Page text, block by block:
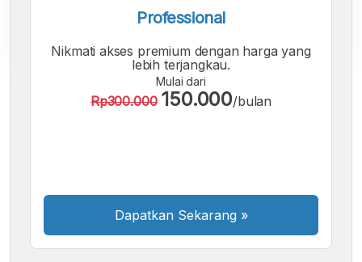
Font
A
Font
A
Font
Professional
Nikmati akses premium dengan harga yang
lebih terjangkau.
Mulai dari
Rp300.000 150.000/bulan
Dapatkan Sekarang »